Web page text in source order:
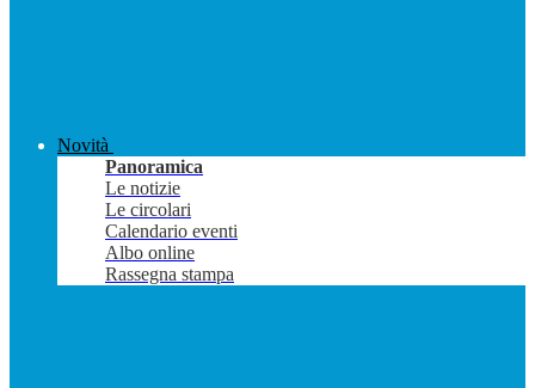
Novità
Panoramica
Le notizie
Le circolari
Calendario eventi
Albo online
Rassegna stampa